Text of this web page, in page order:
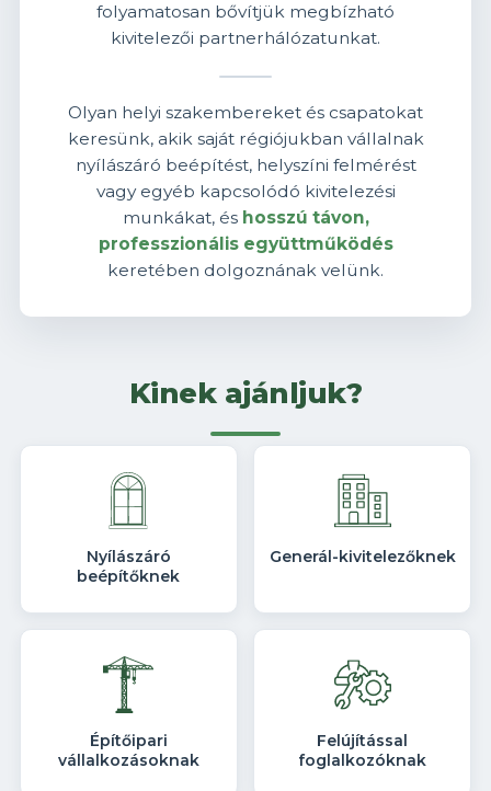
folyamatosan bővítjük megbízható
kivitelezői partnerhálózatunkat.
Olyan helyi szakembereket és csapatokat
keresünk, akik saját régiójukban vállalnak
nyílászáró beépítést, helyszíni felmérést
vagy egyéb kapcsolódó kivitelezési
munkákat, és hosszú távon,
professzionális együttműködés
keretében dolgoznának velünk.
Kinek ajánljuk?
Nyílászáró
beépítőknek
Generál-kivitelezőknek
Építőipari
vállalkozásoknak
Felújítással
foglalkozóknak